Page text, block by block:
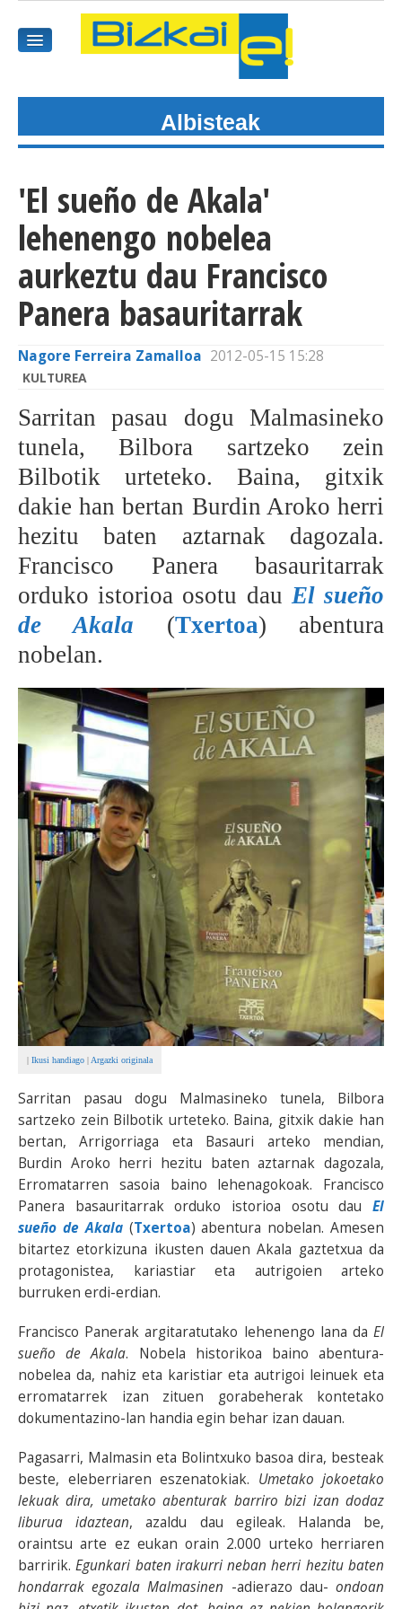
GAIAK
AGENDEA
KOMUNITATEA
BIDEOAK
ARGAZKIAK
... AUKERA GEHIAGO
Albisteak
'El sueño de Akala'
lehenengo nobelea
aurkeztu dau Francisco
Panera basauritarrak
Nagore Ferreira Zamalloa 2012-05-15 15:28
KULTUREA
Sarritan pasau dogu Malmasineko
tunela, Bilbora sartzeko zein
Bilbotik urteteko. Baina, gitxik
dakie han bertan Burdin Aroko herri
hezitu baten aztarnak dagozala.
Francisco Panera basauritarrak
orduko istorioa osotu dau El sueño
de Akala (Txertoa) abentura
nobelan.
Ikusi handiago Argazki originala
Sarritan pasau dogu Malmasineko tunela, Bilbora
sartzeko zein Bilbotik urteteko. Baina, gitxik dakie han
bertan, Arrigorriaga eta Basauri arteko mendian,
Burdin Aroko herri hezitu baten aztarnak dagozala,
Erromatarren sasoia baino lehenagokoak. Francisco
Panera basauritarrak orduko istorioa osotu dau El
sueño de Akala(Txertoa) abentura nobelan. Amesen
bitartez etorkizuna ikusten dauen Akala gaztetxua da
protagonistea, kariastiar eta autrigoien arteko
burruken erdi-erdian.
Francisco Panerak argitaratutako lehenengo lana da El
sueño de Akala. Nobela historikoa baino abentura-
nobelea da, nahiz eta karistiar eta autrigoi leinuek eta
erromatarrek izan zituen gorabeherak kontetako
dokumentazino-lan handia egin behar izan dauan.
Pagasarri, Malmasin eta Bolintxuko basoa dira, besteak
beste, eleberriaren eszenatokiak. Umetako jokoetako
lekuak dira, umetako abenturak barriro bizi izan dodaz
liburua idaztean, azaldu dau egileak. Halanda be,
oraintsu arte ez eukan orain 2.000 urteko herriaren
barririk.Egunkari baten irakurri neban herri hezitu baten
hondarrak egozala Malmasinen -adierazo dau- ondoan